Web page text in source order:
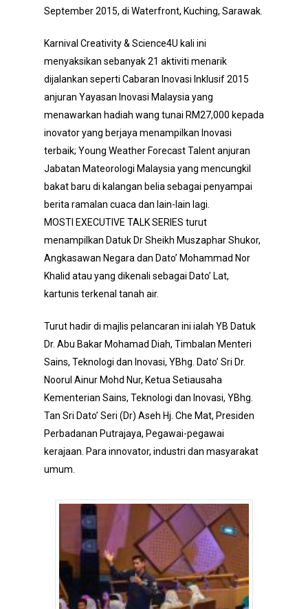
September 2015, di Waterfront, Kuching, Sarawak.
Karnival Creativity & Science4U kali ini
menyaksikan sebanyak 21 aktiviti menarik
dijalankan seperti Cabaran Inovasi Inklusif 2015
anjuran Yayasan Inovasi Malaysia yang
menawarkan hadiah wang tunai RM27,000 kepada
inovator yang berjaya menampilkan Inovasi
terbaik; Young Weather Forecast Talent anjuran
Jabatan Mateorologi Malaysia yang mencungkil
bakat baru di kalangan belia sebagai penyampai
berita ramalan cuaca dan lain-lain lagi.
MOSTI EXECUTIVE TALK SERIES turut
menampilkan Datuk Dr Sheikh Muszaphar Shukor,
Angkasawan Negara dan Dato’ Mohammad Nor
Khalid atau yang dikenali sebagai Dato’ Lat,
kartunis terkenal tanah air.
Turut hadir di majlis pelancaran ini ialah YB Datuk
Dr. Abu Bakar Mohamad Diah, Timbalan Menteri
Sains, Teknologi dan Inovasi, YBhg. Dato’ Sri Dr.
Noorul Ainur Mohd Nur, Ketua Setiausaha
Kementerian Sains, Teknologi dan Inovasi, YBhg.
Tan Sri Dato’ Seri (Dr) Aseh Hj. Che Mat, Presiden
Perbadanan Putrajaya, Pegawai-pegawai
kerajaan. Para innovator, industri dan masyarakat
umum.